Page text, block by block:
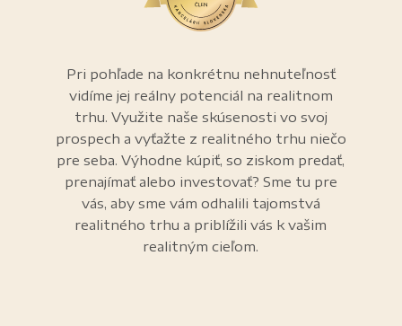
Pri pohľade na konkrétnu nehnuteľnosť
vidíme jej reálny potenciál na realitnom
trhu. Využite naše skúsenosti vo svoj
prospech a vyťažte z realitného trhu niečo
pre seba. Výhodne kúpiť, so ziskom predať,
prenajímať alebo investovať? Sme tu pre
vás, aby sme vám odhalili tajomstvá
realitného trhu a priblížili vás k vašim
realitným cieľom.